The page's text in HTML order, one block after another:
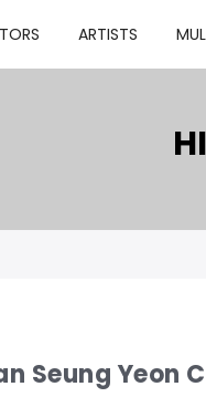
ARTISTS
Seung Yeon